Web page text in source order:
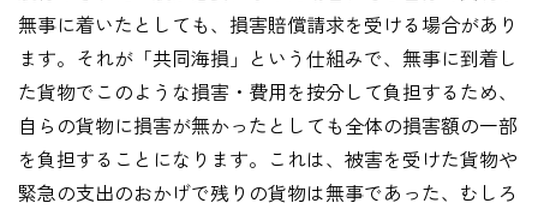
無事に着いたとしても、損害賠償請求を受ける場合があり
ます。それが「共同海損」という仕組みで、無事に到着し
た貨物でこのような損害・費用を按分して負担するため、
自らの貨物に損害が無かったとしても全体の損害額の一部
を負担することになります。これは、被害を受けた貨物や
緊急の支出のおかげで残りの貨物は無事であった、むしろ